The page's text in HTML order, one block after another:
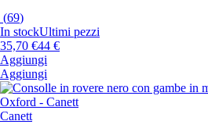
(69)
In stockUltimi pezzi
35,70 €44 €
Aggiungi
Aggiungi
Canett